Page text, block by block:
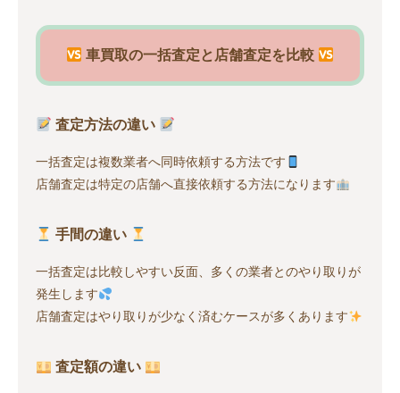
車買取の一括査定と店舗査定を比較
査定方法の違い
一括査定は複数業者へ同時依頼する方法です
店舗査定は特定の店舗へ直接依頼する方法になります
手間の違い
一括査定は比較しやすい反面、多くの業者とのやり取りが
発生します
店舗査定はやり取りが少なく済むケースが多くあります
査定額の違い